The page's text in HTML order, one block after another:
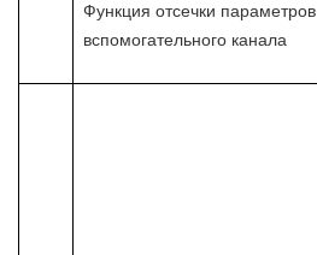
Функция отсечки параметров
вспомогательного канала